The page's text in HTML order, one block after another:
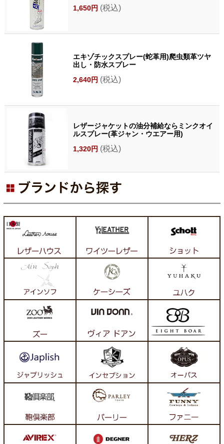
1,650円 (税込)
エキゾチックスプレー(蛇革用)爬虫類革ツヤ
出し・防水スプレー
2,640円 (税込)
レザージャケットの油分補給ならミンクオイ
ルスプレー(革ジャン・ウエアー用)
1,320円 (税込)